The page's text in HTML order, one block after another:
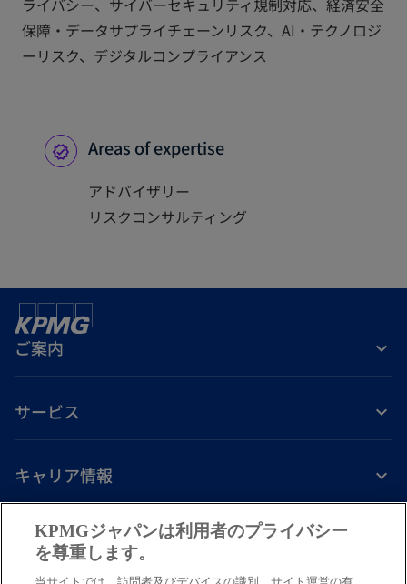
ライバシー、サイバーセキュリティ規制対応、経済安全
保障・データサプライチェーンリスク、AI・テクノロジ
ーリスク、デジタルコンプライアンス
Areas of expertise
アドバイザリー
リスクコンサルティング
ご案内
サービス
キャリア情報
し
い
新
し
し
し
し
免責事項プライバシーポリシー
KPMGジャパンは利用者のプライバシー
を尊重します。